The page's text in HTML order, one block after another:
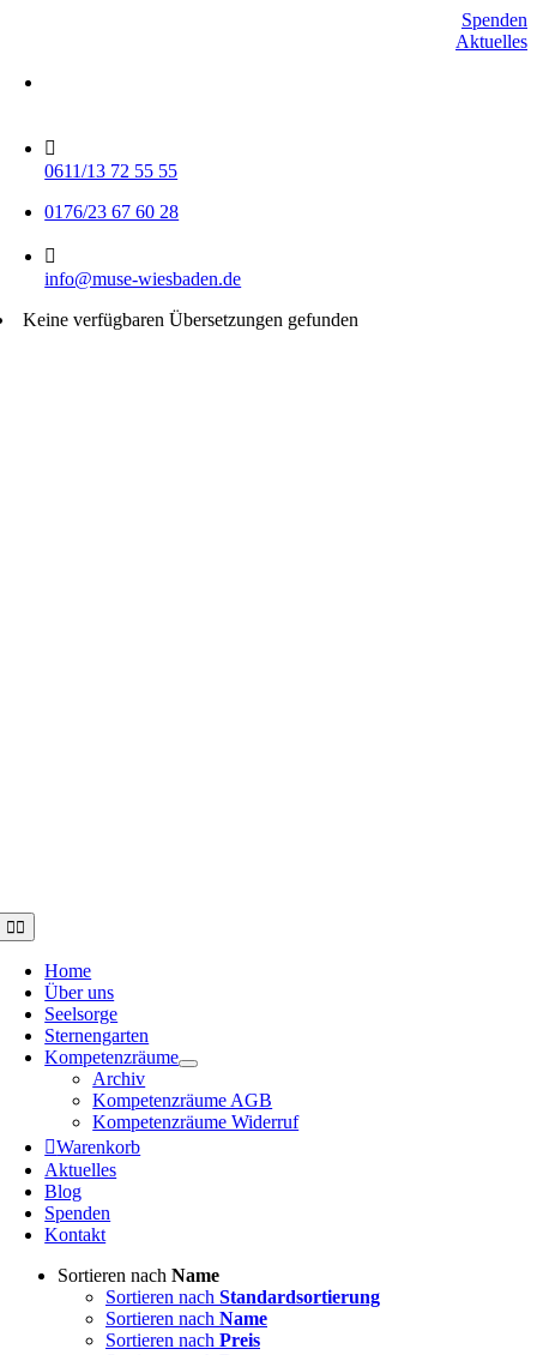
Spenden
Aktuelles
0611/13 72 55 55
0176/23 67 60 28
info@muse-wiesbaden.de
Keine verfügbaren Übersetzungen gefunden
Toggle
Navigation
Home
Über uns
Seelsorge
Sternengarten
Kompetenzräume
Archiv
Kompetenzräume AGB
Kompetenzräume Widerruf
Warenkorb
Aktuelles
Blog
Spenden
Kontakt
Sortieren nach Name
Sortieren nach Standardsortierung
Sortieren nach Name
Sortieren nach Preis